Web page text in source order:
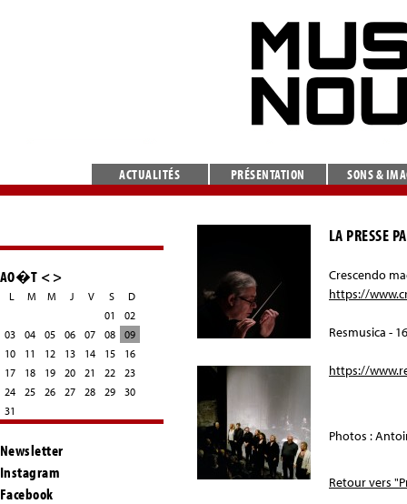
ACTUALITÉS PRÉSENTATION SONS &
AO�T <>
L M M J V S
D
01
02
03
04 05 06 07 08
09
10
11 12 13 14 15
16
17
18 19 20 21 22
23
24
25 26 27 28 29
30
31
Newsletter
Instagram
Facebook
LA PRESSE
Crescendo
https://
Resmusica -
https://
Photos :
Retour vers